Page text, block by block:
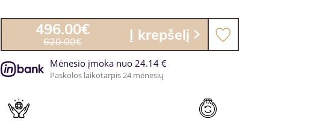
496.00€
620.00€ Į krepšelį
Mėnesio įmoka nuo 24.14 €
Paskolos laikotarpis 24 mėnesių